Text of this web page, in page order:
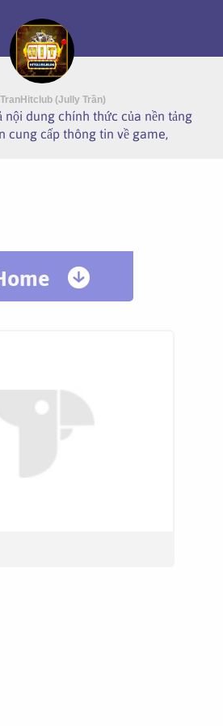
(Jully Trần)
nội dung chính thức của nền tảng
cung cấp thông tin về game,